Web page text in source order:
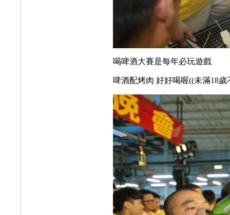
喝啤酒大賽是每年必玩遊戲
啤酒配烤肉 好好喝喔((未滿18歲